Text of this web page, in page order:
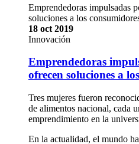
Emprendedoras impulsadas
soluciones a los
18 oct 2019
Innovación
Emprendedoras
ofrecen soluciones a
Tres mujeres fueron
de alimentos nacional, cada
emprendimiento en la
En la actualidad, el mundo